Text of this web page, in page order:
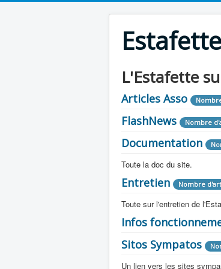
L'Estafette
Articles Asso
FlashNews Nombre
Documentation
Toute la doc du site.
Revue de Presse
Tous les articles que l'on
Camping Car
Toute la doc sur les
Documentation
Entretien Nombre
Toute sur l'entretien de
Mécanique
Moteur Nombre
Electricité
Infos
Sitos Sympatos
Un lien vers les sites